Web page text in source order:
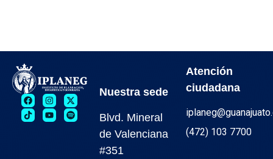
Nuestra sede
Blvd. Mineral
de Valenciana
#351
Atención
ciudadana
(472) 103 7700